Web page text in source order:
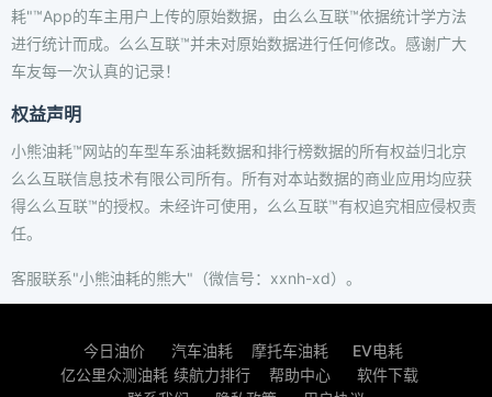
耗"™App的车主用户上传的原始数据，由么么互联™依据统计学方法
进行统计而成。么么互联™并未对原始数据进行任何修改。感谢广大
车友每一次认真的记录！
权益声明
小熊油耗™网站的车型车系油耗数据和排行榜数据的所有权益归北京
么么互联信息技术有限公司所有。所有对本站数据的商业应用均应获
得么么互联™的授权。未经许可使用，么么互联™有权追究相应侵权责
任。
客服联系"小熊油耗的熊大"（微信号：xxnh-xd）。
今日油价 汽车油耗 摩托车油耗
EV电耗
亿公里众测油耗 续航力排行 帮助中心
软件下载